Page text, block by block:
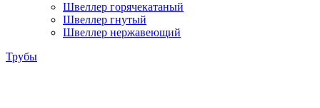
Швеллер горячекатаный
Швеллер гнутый
Швеллер нержавеющий
Трубы